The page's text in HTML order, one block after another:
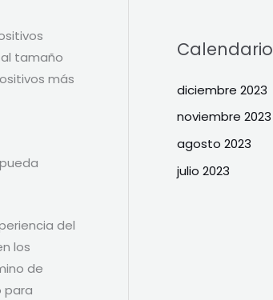
tamaño
más
del
los
de
para
Calendario
diciembre 2023
noviembre 2023
agosto 2023
julio 2023